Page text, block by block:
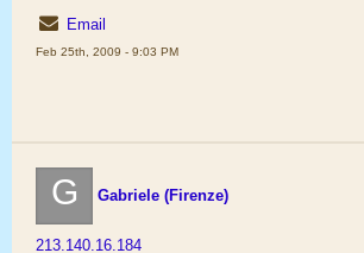
Email
Feb 25th, 2009 - 9:03 PM
G Gabriele (Firenze)
213.140.16.184